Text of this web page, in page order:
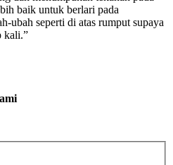
baik untuk berlari pada
ubah seperti di atas rumput supaya
kali.”